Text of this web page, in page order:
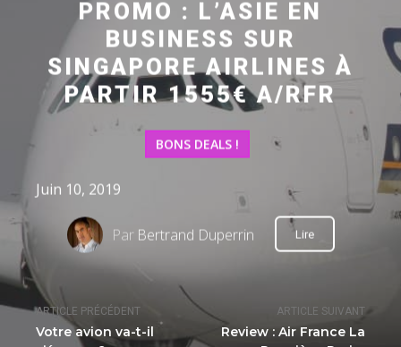
ARTICLE PRÉCÉDENT
Votre avion va-t-il
ARTICLE SUIVANT
Review : Air France La
PROMO : L’ASIE EN
BUSINESS SUR
SINGAPORE AIRLINES À
PARTIR 1555€ A/RFR
BONS DEALS !
Juin 10, 2019
Par Bertrand Duperrin Lire